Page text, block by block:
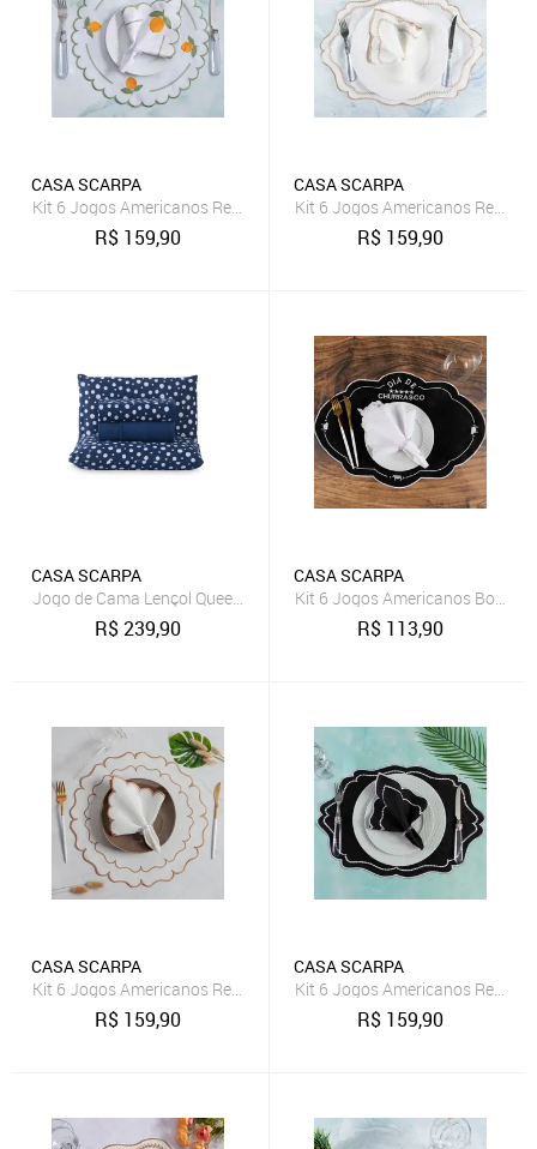
CASA SCARPA
Kit 6 Jogos Americanos Redondo com Guardanapos Bordado -
R$ 159,90
CASA SCARPA
Kit 6 Jogos Americanos
R$ 159,90
CASA SCARPA
Jogo de Cama Lençol Queen Poá 100% Algodão Azul Marinho
R$239,90
CASA SCARPA
Kit 6 Jogos Americanos
R$ 113,90
CASA SCARPA
Kit 6 Jogos Americanos Redondo com Guardanapos Bordado -
R$ 159,90
CASA SCARPA
Kit 6 Jogos Americanos
R$ 159,90